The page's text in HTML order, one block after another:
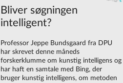
Bliver søgningen
intelligent?
Professor Jeppe Bundsgaard fra DPU
har skrevet denne måneds
forskerklumme om kunstig intelligens og
har haft en samtale med Bing, der
bruger kunstig intelligens, om metoden